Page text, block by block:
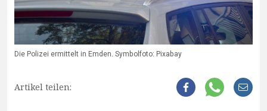
Die Polizei ermittelt in Emden. Symbolfoto: Pixabay
Artikel teilen: